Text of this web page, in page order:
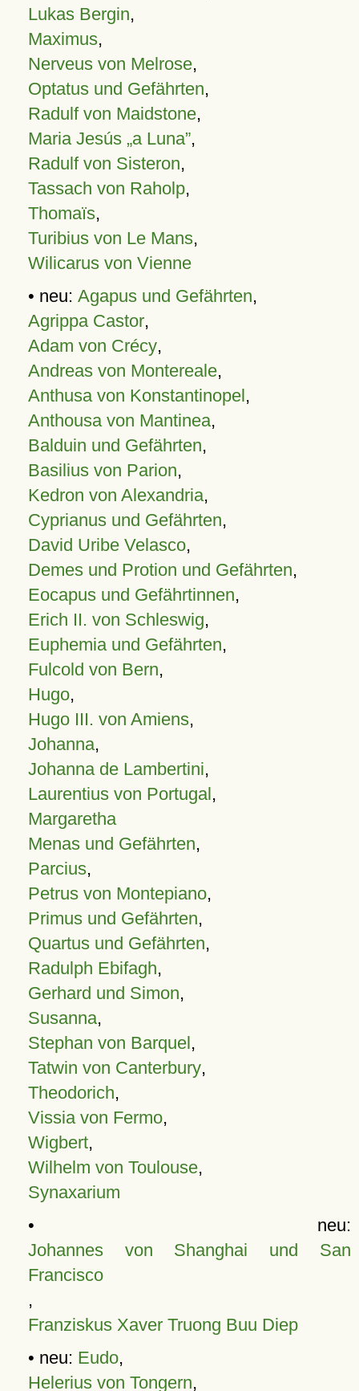
Lukas Bergin,
Maximus,
Nerveus von Melrose,
Optatus und Gefährten,
Radulf von Maidstone,
Maria Jesús „a Luna”,
Radulf von Sisteron,
Tassach von Raholp,
Thomaïs,
Turibius von Le Mans,
Wilicarus von Vienne
• neu: Agapus und Gefährten,
Agrippa Castor,
Adam von Crécy,
Andreas von Montereale,
Anthusa von Konstantinopel,
Anthousa von Mantinea,
Balduin und Gefährten,
Basilius von Parion,
Kedron von Alexandria,
Cyprianus und Gefährten,
David Uribe Velasco,
Demes und Protion und Gefährten,
Eocapus und Gefährtinnen,
Erich II. von Schleswig,
Euphemia und Gefährten,
Fulcold von Bern,
Hugo,
Hugo III. von Amiens,
Johanna,
Johanna de Lambertini,
Laurentius von Portugal,
Margaretha
Menas und Gefährten,
Parcius,
Petrus von Montepiano,
Primus und Gefährten,
Quartus und Gefährten,
Radulph Ebifagh,
Gerhard und Simon,
Susanna,
Stephan von Barquel,
Tatwin von Canterbury,
Theodorich,
Vissia von Fermo,
Wigbert,
Wilhelm von Toulouse,
Synaxarium
• neu:
Johannes von Shanghai und San
Francisco
,
Franziskus Xaver Truong Buu Diep
• neu: Eudo,
Helerius von Tongern,